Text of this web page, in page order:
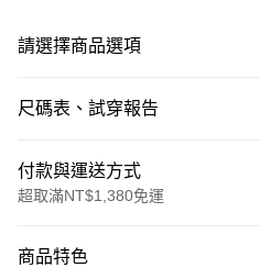
請選擇商品選項
尺碼表、試穿報告
付款與運送方式
超取滿NT$1,380免運
信用卡一次付款
商品特色